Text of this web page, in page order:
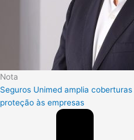
Nota
Seguros Unimed amplia
proteção às empresas